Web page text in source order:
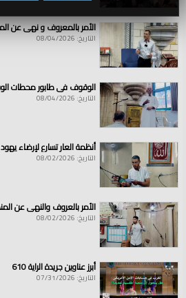
الأمر بالمعروف و نهي عن
التاريخ: 08/04/2026
الوقوف في طابور محطات
التاريخ: 08/04/2026
أنظمة العار تسارع لإرضاء يهود
التاريخ: 08/02/2026
الأمر بالعروف والنهي عن
التاريخ: 08/02/2026
أبرز عناوين جريدة الراية 610
التاريخ: 07/31/2026